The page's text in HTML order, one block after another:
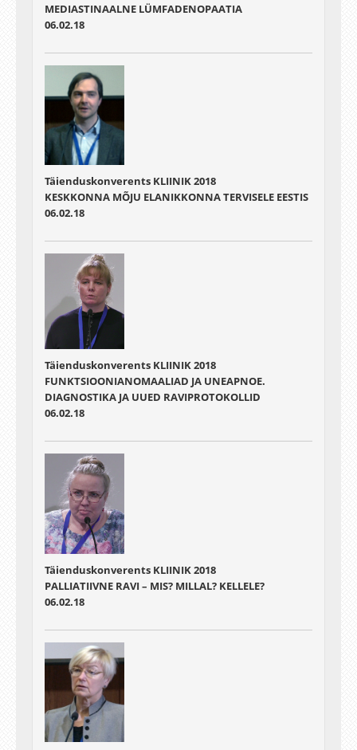
MEDIASTINAALNE LÜMFADENOPAATIA
06.02.18
Täienduskonverents KLIINIK 2018
KESKKONNA MÕJU ELANIKKONNA TERVISELE EESTIS
06.02.18
Täienduskonverents KLIINIK 2018
FUNKTSIOONIANOMAALIAD JA UNEAPNOE.
DIAGNOSTIKA JA UUED RAVIPROTOKOLLID
06.02.18
Täienduskonverents KLIINIK 2018
PALLIATIIVNE RAVI – MIS? MILLAL? KELLELE?
06.02.18